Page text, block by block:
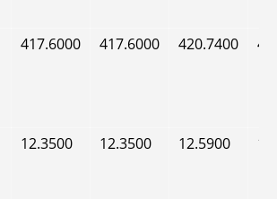
417.6000 417.6000 420.7400
12.3500 12.3500 12.5900